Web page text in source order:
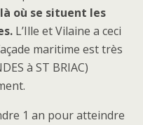
là où se situent les
L’Ille et Vilaine a ceci
maritime est très
à ST BRIAC)
1 an pour atteindre